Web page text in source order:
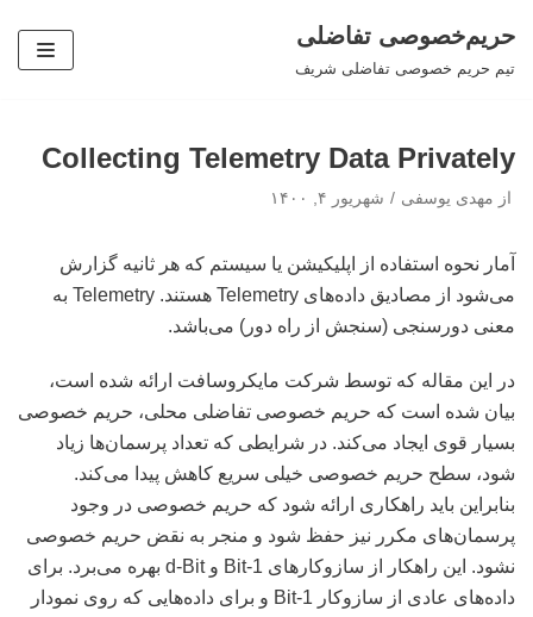
پرش
حریم‌خصوصی تفاضلی
تیم حریم خصوصی تفاضلی شریف
Collecting Telemetry Data Privately
از مهدی یوسفی شهریور ۴, ۱۴۰۰
آمار نحوه استفاده از اپلیکیشن یا سیستم که هر ثانیه گزارش
می‌شود از مصادیق داده‌های Telemetry هستند. Telemetry به
معنی دورسنجی (سنجش از راه دور) می‌باشد.
در این مقاله که توسط شرکت مایکروسافت ارائه شده است،
بیان شده است که حریم خصوصی تفاضلی محلی، حریم خصوصی
بسیار قوی ایجاد می‌کند. در شرایطی که تعداد پرسمان‌ها زیاد
شود، سطح حریم خصوصی خیلی سریع کاهش پیدا می‌کند.
بنابراین باید راهکاری ارائه شود که حریم خصوصی در وجود
پرسمان‌های مکرر نیز حفظ شود و منجر به نقض حریم خصوصی
نشود. این راهکار از سازوکارهای 1-Bit و d-Bit بهره می‌برد. برای
داده‌های عادی از سازوکار 1-Bit و برای داده‌هایی که روی نمودار